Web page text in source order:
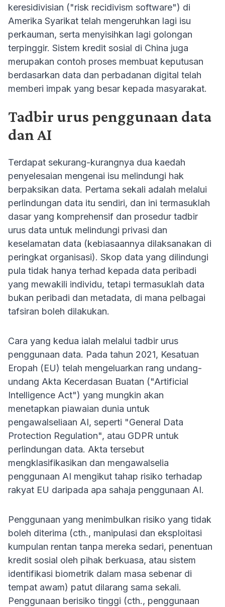
keresidivisian ("risk recidivism software") di
Amerika Syarikat telah mengeruhkan lagi isu
perkauman, serta menyisihkan lagi golongan
terpinggir. Sistem kredit sosial di China juga
merupakan contoh proses membuat keputusan
berdasarkan data dan perbadanan digital telah
memberi impak yang besar kepada masyarakat.
Tadbir urus penggunaan data
dan AI
Terdapat sekurang-kurangnya dua kaedah
penyelesaian mengenai isu melindungi hak
berpaksikan data. Pertama sekali adalah melalui
perlindungan data itu sendiri, dan ini termasuklah
dasar yang komprehensif dan prosedur tadbir
urus data untuk melindungi privasi dan
keselamatan data (kebiasaannya dilaksanakan di
peringkat organisasi). Skop data yang dilindungi
pula tidak hanya terhad kepada data peribadi
yang mewakili individu, tetapi termasuklah data
bukan peribadi dan metadata, di mana pelbagai
tafsiran boleh dilakukan.
Cara yang kedua ialah melalui tadbir urus
penggunaan data. Pada tahun 2021, Kesatuan
Eropah (EU) telah mengeluarkan rang undang-
undang Akta Kecerdasan Buatan ("Artificial
Intelligence Act") yang mungkin akan
menetapkan piawaian dunia untuk
pengawalseliaan AI, seperti "General Data
Protection Regulation", atau GDPR untuk
perlindungan data. Akta tersebut
mengklasifikasikan dan mengawalselia
penggunaan AI mengikut tahap risiko terhadap
rakyat EU daripada apa sahaja penggunaan AI.
Penggunaan yang menimbulkan risiko yang tidak
boleh diterima (cth., manipulasi dan eksploitasi
kumpulan rentan tanpa mereka sedari, penentuan
kredit sosial oleh pihak berkuasa, atau sistem
identifikasi biometrik dalam masa sebenar di
tempat awam) patut dilarang sama sekali.
Penggunaan berisiko tinggi (cth., penggunaan